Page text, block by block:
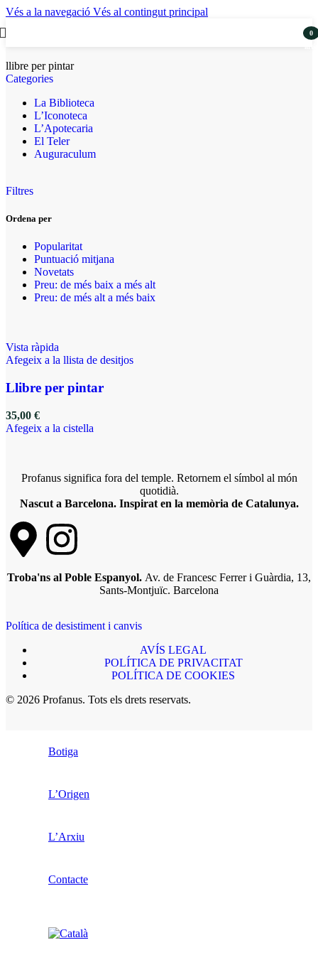
Vés a la navegació Vés al contingut principal
0
llibre per pintar
Categories
La Biblioteca
L’Iconoteca
L’Apotecaria
El Teler
Auguraculum
Filtres
Ordena per
Popularitat
Puntuació mitjana
Novetats
Preu: de més baix a més alt
Preu: de més alt a més baix
Vista ràpida
Afegeix a la llista de desitjos
Llibre per pintar
35,00 €
Afegeix a la cistella
Profanus significa fora del temple. Retornem el símbol al món
quotidià.
Nascut a Barcelona. Inspirat en la memòria de Catalunya.
Troba'ns al Poble Espanyol. Av. de Francesc Ferrer i Guàrdia, 13,
Sants-Montjuïc. Barcelona
Política de desistiment i canvis
AVÍS LEGAL
POLÍTICA DE PRIVACITAT
POLÍTICA DE COOKIES
© 2026 Profanus. Tots els drets reservats.
Botiga
L’Origen
L’Arxiu
Contacte